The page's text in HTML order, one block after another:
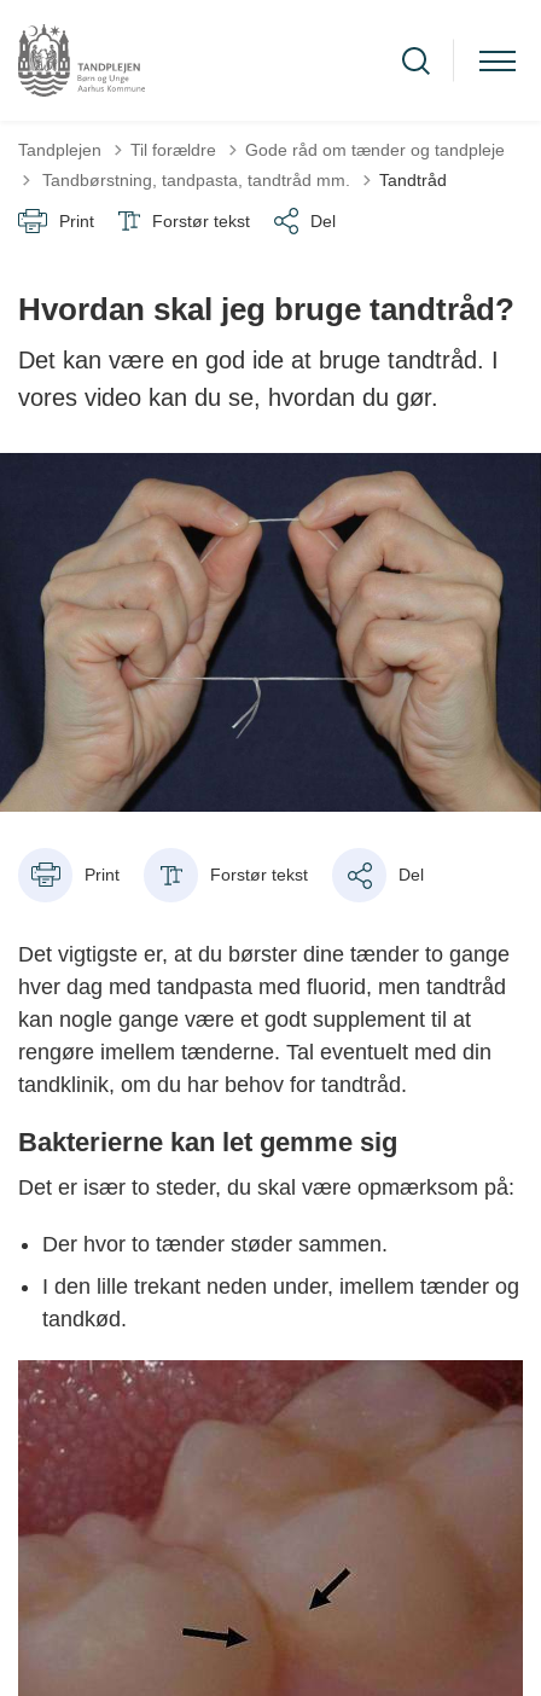
Tandplejen Til forældre
Gode råd om tænder og tandpleje
Tilbage til
Tandbørstning, tandpasta, tandtråd mm. Tandtråd
Print Forstør tekst Del
Hvordan skal jeg bruge tandtråd?
Det kan være en god ide at bruge tandtråd. I
vores video kan du se, hvordan du gør.
Print Forstør tekst Del
Det vigtigste er, at du børster dine tænder to gange
hver dag med tandpasta med fluorid, men tandtråd
kan nogle gange være et godt supplement til at
rengøre imellem tænderne. Tal eventuelt med din
tandklinik, om du har behov for tandtråd.
Bakterierne kan let gemme sig
Det er især to steder, du skal være opmærksom på:
Der hvor to tænder støder sammen.
I den lille trekant neden under, imellem tænder og
tandkød.